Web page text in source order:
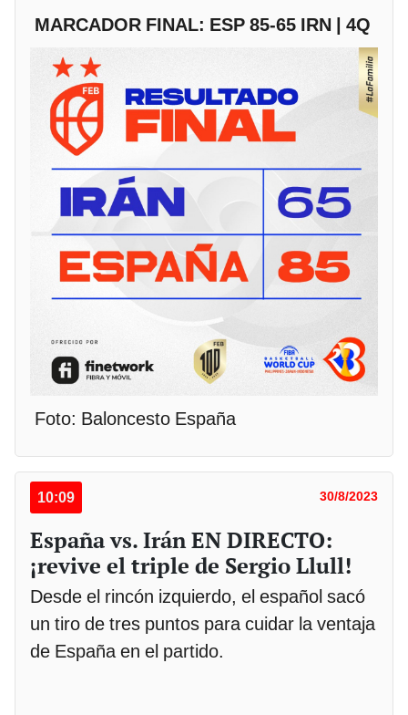
MARCADOR FINAL: ESP 85-65 IRN | 4Q
Foto: Baloncesto España
10:09 30/8/2023
España vs. Irán EN DIRECTO:
¡revive el triple de Sergio Llull!
Desde el rincón izquierdo, el español sacó
un tiro de tres puntos para cuidar la ventaja
de España en el partido.